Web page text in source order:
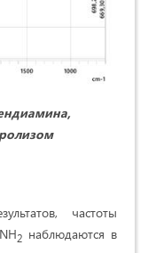
частоты
2наблюдаются в